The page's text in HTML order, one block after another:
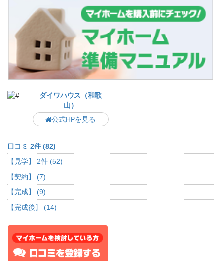
ダイワハウス（和歌
山）
公式HPを見る
口コミ 2件 (82)
【見学】 2件 (52)
【契約】 (7)
【完成】 (9)
【完成後】 (14)